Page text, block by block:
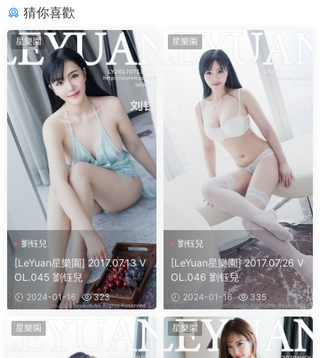
猜你喜歡
星樂園
劉钰兒
[LeYuan星樂園] 2017.07.13 V
OL.045 劉钰兒
2024-01-16 323
星樂園
劉钰兒
[LeYuan星樂園] 2017.07.26 V
OL.046 劉钰兒
2024-01-16 335
星樂園 星樂園